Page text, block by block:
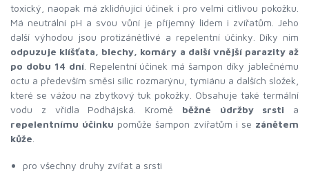
toxický, naopak má zklidňující účinek i pro velmi citlivou pokožku.
Má neutrální pH a svou vůní je příjemný lidem i zvířatům. Jeho
další výhodou jsou protizánětlivé a repelentní účinky. Díky nim
odpuzuje klíšťata, blechy, komáry a další vnější parazity až
po dobu 14 dní. Repelentní účinek má šampon díky jablečnému
octu a především směsi silic rozmarýnu, tymiánu a dalších složek,
které se vážou na zbytkový tuk pokožky. Obsahuje také termální
vodu z vřídla Podhájská. Kromě běžné údržby srsti a
repelentnímu účinku pomůže šampon zvířatům i se zánětem
kůže
pro všechny druhy zvířat a srsti